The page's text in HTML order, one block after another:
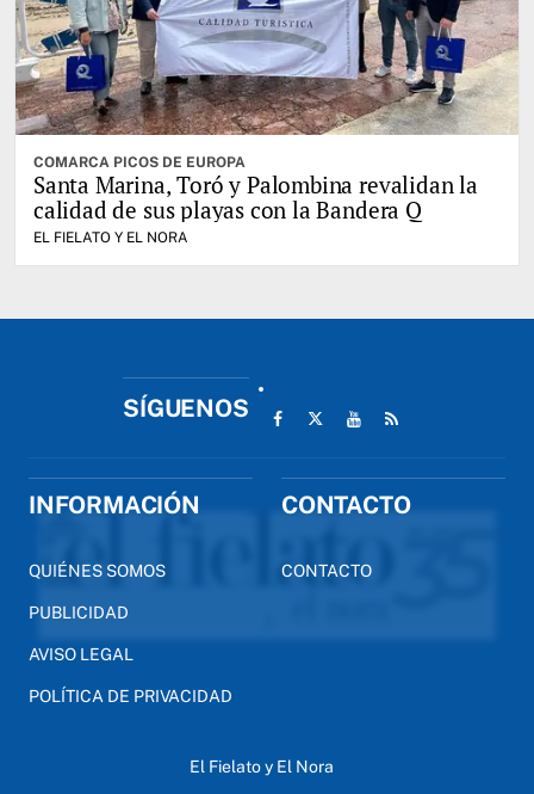
COMARCA PICOS DE EUROPA
Santa Marina, Toró y Palombina revalidan la
calidad de sus playas con la Bandera Q
EL FIELATO Y EL NORA
SÍGUENOS
INFORMACIÓN
QUIÉNES SOMOS
PUBLICIDAD
AVISO LEGAL
POLÍTICA DE PRIVACIDAD
CONTACTO
CONTACTO
El Fielato y El Nora